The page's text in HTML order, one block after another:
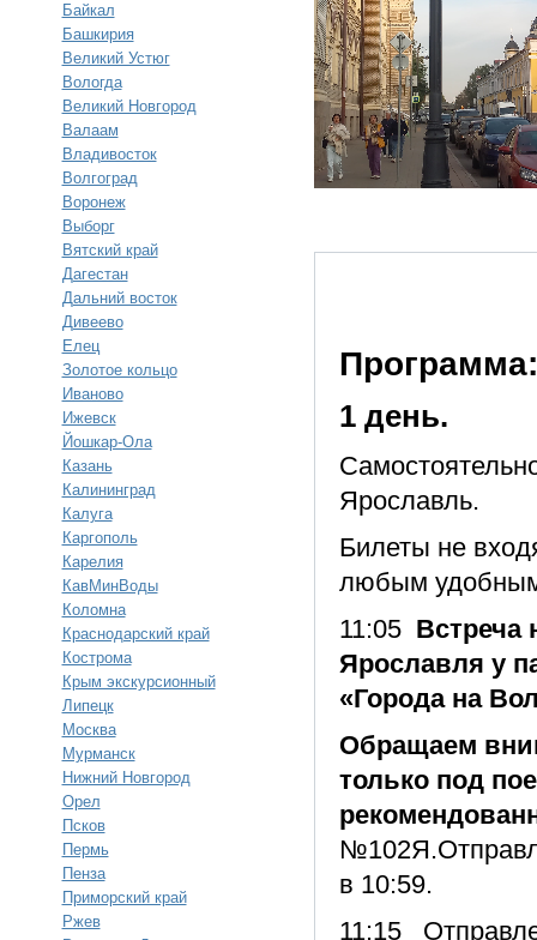
Байкал
Башкирия
Великий Устюг
Вологда
Великий Новгород
Валаам
Владивосток
Волгоград
Воронеж
Выборг
Вятский край
Дагестан
Дальний восток
Дивеево
Елец
Золотое кольцо
Иваново
Ижевск
Йошкар-Ола
Казань
Калининград
Калуга
Каргополь
Карелия
КавМинВоды
Коломна
Краснодарский край
Кострома
Крым экскурсионный
Липецк
Москва
Мурманск
Нижний Новгород
Орел
Псков
Пермь
Пенза
Приморский край
Ржев
Программа:
1 день.
Ярославль.
Билеты не
любым
11:05 Встреча
Ярославля у
«Города на
Обращаем
только под
в 10:59.
11:15